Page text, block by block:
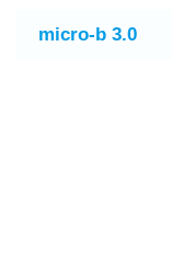
micro-b 3.0